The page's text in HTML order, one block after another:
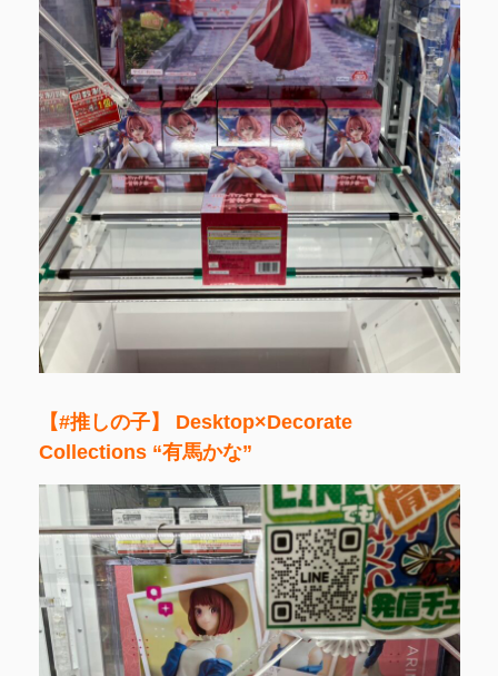
【#推しの子】 Desktop×Decorate
Collections “有馬かな”